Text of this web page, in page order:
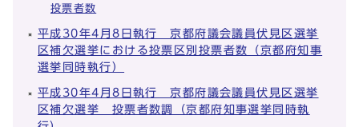
投票者数
平成30年4月8日執行 京都府議会議員伏見区選挙
区補欠選挙における投票区別投票者数（京都府知事
選挙同時執行）
平成30年4月8日執行 京都府議会議員伏見区選挙
区補欠選挙 投票者数調（京都府知事選挙同時執